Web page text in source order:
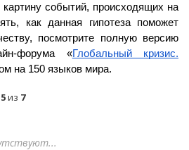
событий, происходящих на
как данная гипотеза поможет
посмотрите полную версию
форума «Глобальный кризис.
на 150 языков мира.
5из 7